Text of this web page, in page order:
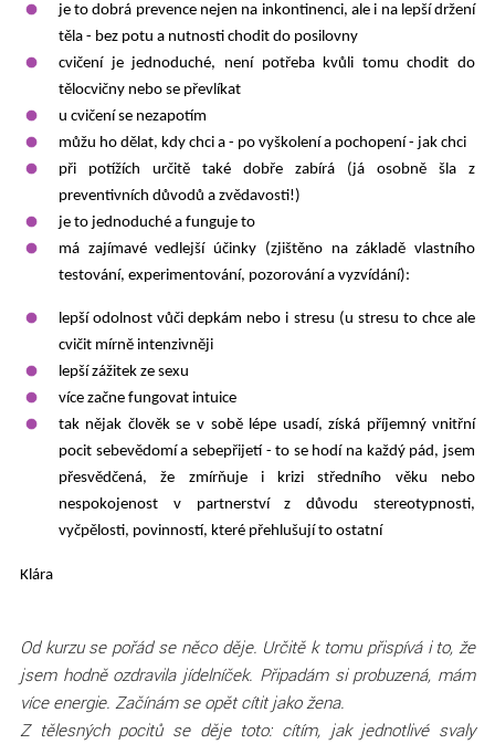
je to dobrá prevence nejen na inkontinenci, ale i na lepší držení
těla - bez potu a nutnosti chodit do posilovny
cvičení je jednoduché, není potřeba kvůli tomu chodit do
tělocvičny nebo se převlíkat
u cvičení se nezapotím
můžu ho dělat, kdy chci a - po vyškolení a pochopení - jak chci
při potížích určitě také dobře zabírá (já osobně šla z
preventivních důvodů a zvědavosti!)
je to jednoduché a funguje to
má zajímavé vedlejší účinky (zjištěno na základě vlastního
testování, experimentování, pozorování a vyzvídání):
lepší odolnost vůči depkám nebo i stresu (u stresu to chce ale
cvičit mírně intenzivněji
lepší zážitek ze sexu
více začne fungovat intuice
tak nějak člověk se v sobě lépe usadí, získá příjemný vnitřní
pocit sebevědomí a sebepřijetí - to se hodí na každý pád, jsem
přesvědčená, že zmírňuje i krizi středního věku nebo
nespokojenost v partnerství z důvodu stereotypnosti,
vyčpělosti, povinností, které přehlušují to ostatní
Klára
Od kurzu se pořád se něco děje. Určitě k tomu přispívá i to, že
jsem hodně ozdravila jídelníček. Připadám si probuzená, mám
více energie. Začínám se opět cítit jako žena.
Z tělesných pocitů se děje toto: cítím, jak jednotlivé svaly